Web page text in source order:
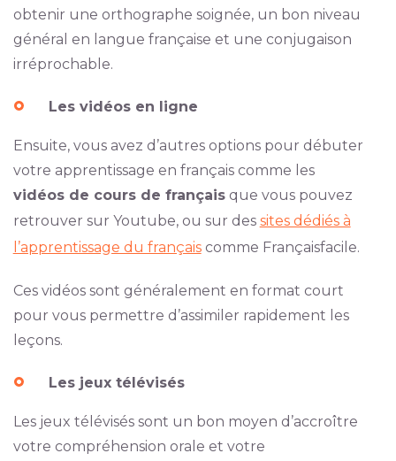
obtenir une orthographe soignée, un bon niveau
général en langue française et une conjugaison
irréprochable.
Les vidéos en ligne
Ensuite, vous avez d’autres options pour débuter
votre apprentissage en français comme les
vidéos de cours de françaisque vous pouvez
retrouver sur Youtube, ou sur des sites dédiés à
l’apprentissage du françaiscomme Françaisfacile.
Ces vidéos sont généralement en format court
pour vous permettre d’assimiler rapidement les
leçons.
Les jeux télévisés
Les jeux télévisés sont un bon moyen d’accroître
votre compréhension orale et votre